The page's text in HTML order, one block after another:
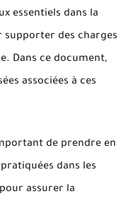
essentiels dans la
des charges
Dans ce document,
associées à ces
de prendre en
dans les
assurer la